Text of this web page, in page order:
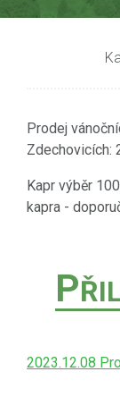
Prodej
Zdechovicích:
Kapr výběr
kapra -
P
2023.12.08